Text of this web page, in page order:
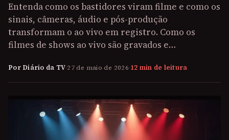
Entenda como os bastidores viram filme e como os
sinais, câmeras, áudio e pós-produção
transformam o ao vivo em registro. Como os
filmes de shows ao vivo são gravados e…
Por Diário da TV·27 de maio de 2026·12 min de leitura